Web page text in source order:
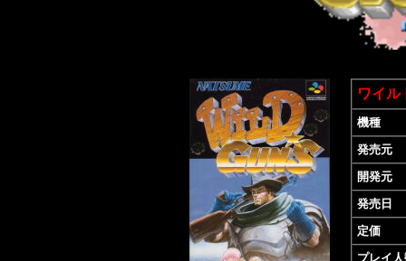
ワイル
機種
発売元
開発元
発売日
定価
プレイ